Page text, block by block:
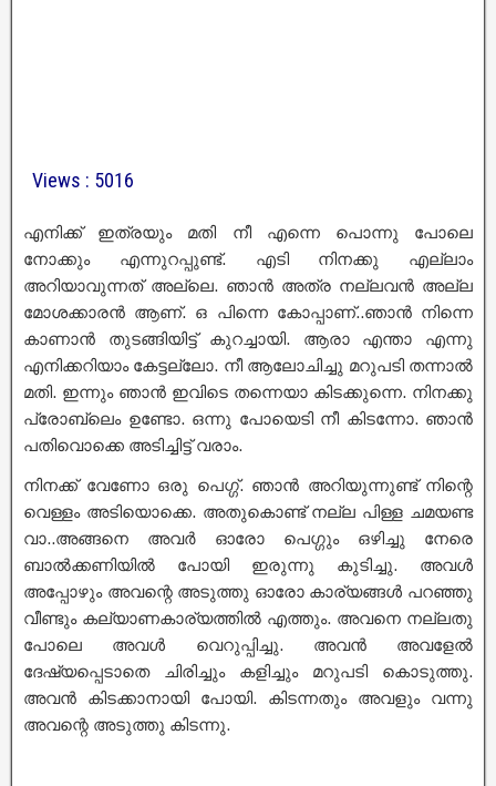
Views : 5016
എനിക്ക് ഇത്രയും മതി നീ എന്നെ പൊന്നു പോലെ
നോക്കും എന്നുറപ്പുണ്ട്. എടി നിനക്കു എല്ലാം
അറിയാവുന്നത് അല്ലെ. ഞാൻ അത്ര നല്ലവൻ അല്ല
മോശക്കാരൻ ആണ്. ഒ പിന്നെ കോപ്പാണ്..ഞാൻ നിന്നെ
കാണാൻ തുടങ്ങിയിട്ട് കുറച്ചായി. ആരാ എന്താ എന്നു
എനിക്കറിയാം കേട്ടല്ലോ. നീ ആലോചിച്ചു മറുപടി തന്നാൽ
മതി. ഇന്നും ഞാൻ ഇവിടെ തന്നെയാ കിടക്കുന്നെ. നിനക്കു
പ്രോബ്ലെം ഉണ്ടോ. ഒന്നു പോയെടി നീ കിടന്നോ. ഞാൻ
പതിവൊക്കെ അടിച്ചിട്ട് വരാം.
നിനക്ക് വേണോ ഒരു പെഗ്ഗ്. ഞാൻ അറിയുന്നുണ്ട് നിന്റെ
വെള്ളം അടിയൊക്കെ. അതുകൊണ്ട് നല്ല പിള്ള ചമയണ്ട
വാ..അങ്ങനെ അവർ ഓരോ പെഗ്ഗും ഒഴിച്ചു നേരെ
ബാൽക്കണിയിൽ പോയി ഇരുന്നു കുടിച്ചു. അവൾ
അപ്പോഴും അവന്റെ അടുത്തു ഓരോ കാര്യങ്ങൾ പറഞ്ഞു
വീണ്ടും കല്യാണകാര്യത്തിൽ എത്തും. അവനെ നല്ലതു
പോലെ അവൾ വെറുപ്പിച്ചു. അവൻ അവളേൽ
ദേഷ്യപ്പെടാതെ ചിരിച്ചും കളിച്ചും മറുപടി കൊടുത്തു.
അവൻ കിടക്കാനായി പോയി. കിടന്നതും അവളും വന്നു
അവന്റെ അടുത്തു കിടന്നു.